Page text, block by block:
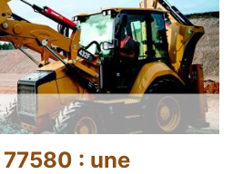
: une